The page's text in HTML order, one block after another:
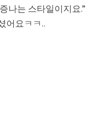
나는 스타일이지요.”
어요ㅋㅋ..